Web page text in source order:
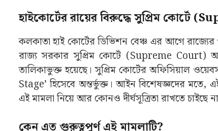
হাইকোর্টের রায়ের বিরুদ্ধে সুপ্রিম
কলকাতা হাই কোর্টের ডিভিশন বেঞ্চ এর আগে রাজ্যের
রাজ্য সরকার সুপ্রিম কোর্টে (Supreme Court)
তালিকাভুক্ত হয়েছে। সুপ্রিম কোর্টের অফিসিয়াল
Stage’ হিসেবে অন্তর্ভুক্ত। আইন বিশেষজ্ঞদের মতে,
এই মামলা নিয়ে আর কোনও দীর্ঘসূত্রিতা রাখতে চাইছে
কেন এত গুরুত্বপূর্ণ এই মামলাটি?